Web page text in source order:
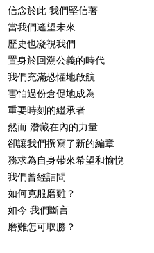
信念於此 我們堅信著
當我們遙望未來
歷史也凝視我們
置身於回溯公義的時代
我們充滿恐懼地啟航
害怕過份倉促地成為
重要時刻的繼承者
然而 潛藏在內的力量
卻讓我們撰寫了新的編章
務求為自身帶來希望和愉悅
我們曾經詰問
如何克服磨難？
如今 我們斷言
磨難怎可取勝？